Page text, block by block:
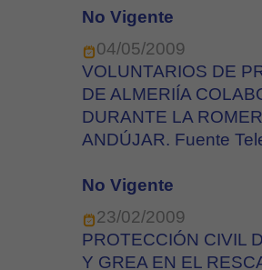
No Vigente
04/05/2009
VOLUNTARIOS DE
DE ALMERIÍA
DURANTE LA
ANDÚJAR. Fuente
No Vigente
23/02/2009
PROTECCIÓN CIVIL
Y GREA EN EL